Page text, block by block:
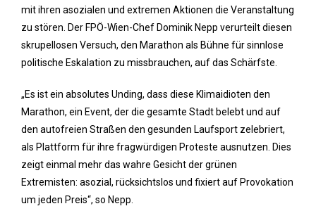
mit ihren asozialen und extremen Aktionen die Veranstaltung
zu stören. Der FPÖ-Wien-Chef Dominik Nepp verurteilt diesen
skrupellosen Versuch, den Marathon als Bühne für sinnlose
politische Eskalation zu missbrauchen, auf das Schärfste.
„Es ist ein absolutes Unding, dass diese Klimaidioten den
Marathon, ein Event, der die gesamte Stadt belebt und auf
den autofreien Straßen den gesunden Laufsport zelebriert,
als Plattform für ihre fragwürdigen Proteste ausnutzen. Dies
zeigt einmal mehr das wahre Gesicht der grünen
Extremisten: asozial, rücksichtslos und fixiert auf Provokation
um jeden Preis“, so Nepp.